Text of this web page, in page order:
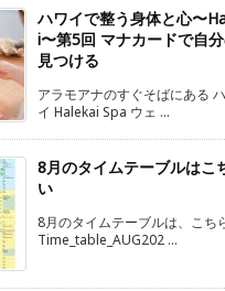
ハワイで整う身体と心〜
i〜第5回 マナカードで自
見つける
アラモアナのすぐそばにある
イ Halekai Spa ウェ ...
8月のタイムテーブルはこ
い
8月のタイムテーブルは、こち
Time_table_AUG202 ...